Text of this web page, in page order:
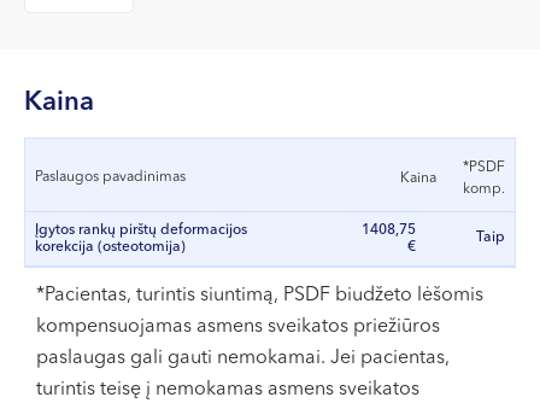
VI, VII --
Darbo laikas:
Kretinga
J. Basanavičiaus g. 80
Darbo laikas:
I-V 08:00 - 20:00
VI, VII --
Kaina
Paslaugos pavadinimas Kaina
*PSDF
komp.
Įgytos rankų pirštų deformacijos
korekcija (osteotomija)
1408,75
€
Taip
*Pacientas, turintis siuntimą, PSDF biudžeto lėšomis
kompensuojamas asmens sveikatos priežiūros
paslaugas gali gauti nemokamai. Jei pacientas,
turintis teisę į nemokamas asmens sveikatos